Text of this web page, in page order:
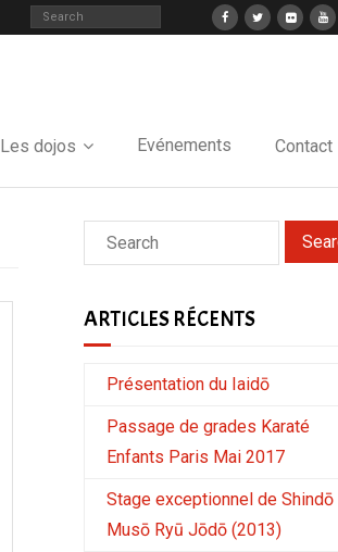
Les dojos Evénements Contact
ARTICLES RÉCENTS
Présentation du Iaidō
Passage de grades Karaté
Enfants Paris Mai 2017
Stage exceptionnel de Shindō
Musō Ryū Jōdō (2013)